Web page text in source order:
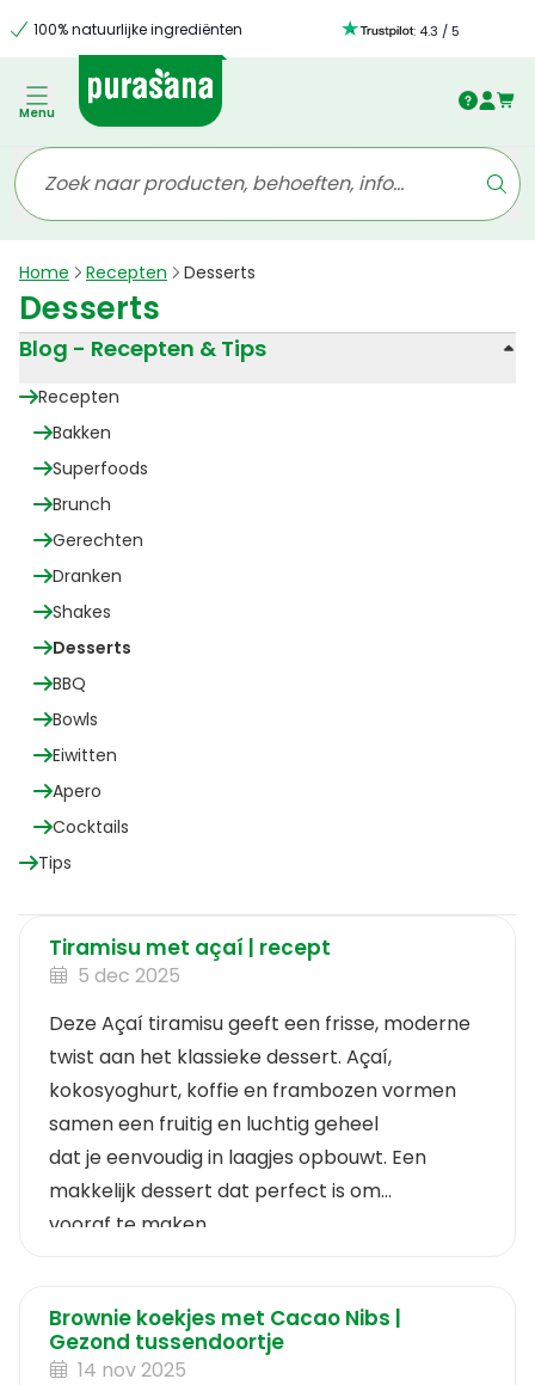
100% natuurlijke ingrediënten : 4.3 /5
Menu
Home Recepten Desserts
Desserts
Blog - Recepten & Tips
Recepten
Bakken
Superfoods
Brunch
Gerechten
Dranken
Shakes
Desserts
BBQ
Bowls
Eiwitten
Apero
Cocktails
Tips
Tiramisu met açaí | recept
5 dec 2025
Deze Açaí tiramisu geeft een frisse, moderne
twist aan het klassieke dessert. Açaí,
kokosyoghurt, koffie en frambozen vormen
samen een fruitig en luchtig geheel
dat je eenvoudig in laagjes opbouwt. Een
makkelijk dessert dat perfect is om
vooraf te maken.
Brownie koekjes met Cacao Nibs |
Gezond tussendoortje
14 nov 2025